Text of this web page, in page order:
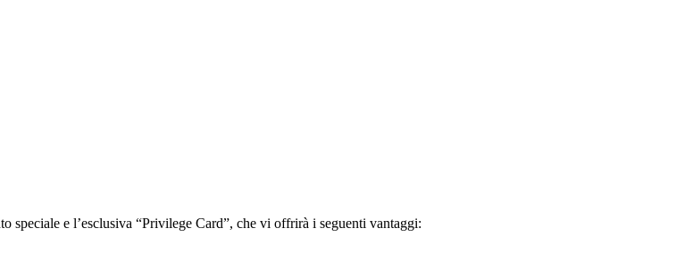
e l’esclusiva “Privilege Card”, che vi offrirà i seguenti vantaggi: